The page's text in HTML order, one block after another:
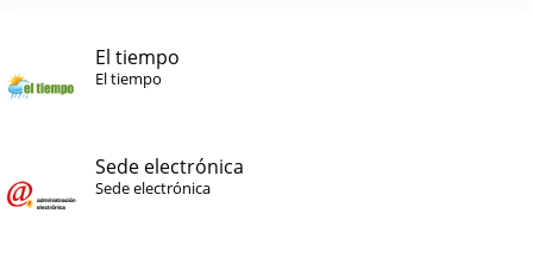
El tiempo
El tiempo
Sede electrónica
Sede electrónica